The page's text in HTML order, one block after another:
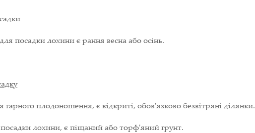
посадки лохини є рання весна або осінь.
плодоношення, є відкриті, обов'язково безвітряні ділянки.
лохини, є піщаний або торф'яний грунт.